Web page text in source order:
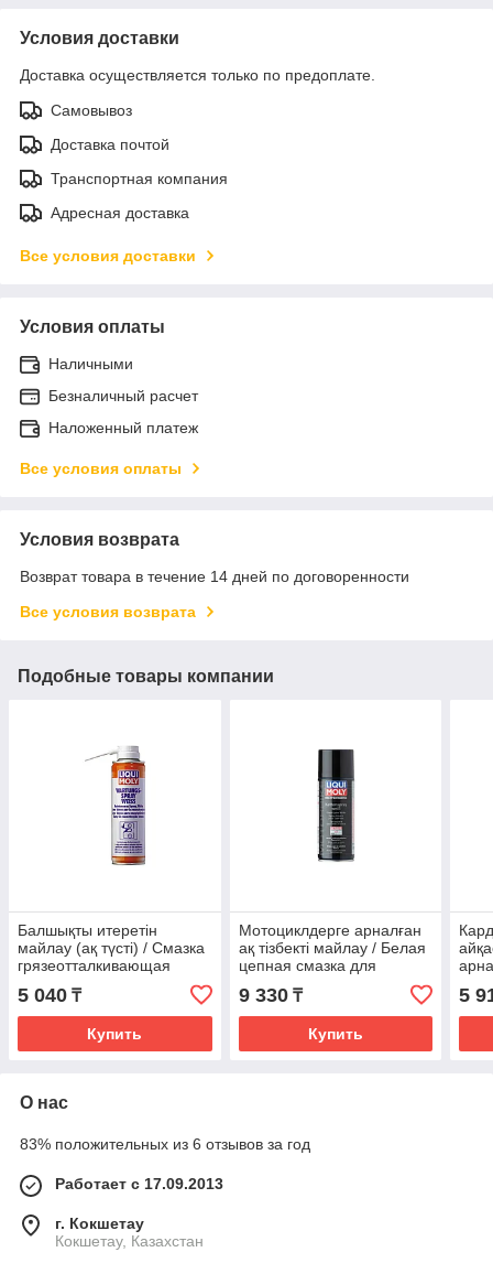
Условия доставки
Доставка осуществляется только по предоплате.
Самовывоз
Доставка почтой
Транспортная компания
Адресная доставка
Все условия доставки
Условия оплаты
Наличными
Безналичный расчет
Наложенный платеж
Все условия оплаты
Условия возврата
Возврат товара в течение 14 дней по договоренности
Все условия возврата
Подобные товары компании
Балшықты итеретін
майлау (ақ түсті) / Смазка
грязеотталкивающая
белая LIQUI MOLY 250мл.
(3075)
5 040 ₸
Купить
Мотоциклдерге арналған
ақ тізбекті майлау / Белая
цепная смазка для
мотоциклов LIQUI MOLY
(1591)
9 330₸
Купить
5
О нас
83% положительных из 6 отзывов за год
Работает с 17.09.2013
г. Кокшетау
Кокшетау, Казахстан